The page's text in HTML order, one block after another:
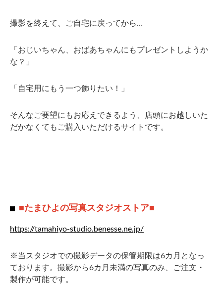
撮影を終えて、ご自宅に戻ってから…
「おじいちゃん、おばあちゃんにもプレゼントしようか
な？」
「自宅用にもう一つ飾りたい！」
そんなご要望にもお応えできるよう、店頭にお越しいた
だかなくてもご購入いただけるサイトです。
■たまひよの写真スタジオストア■
https://tamahiyo-studio.benesse.ne.jp/
※当スタジオでの撮影データの保管期限は6カ月となっ
ております。撮影から6カ月未満の写真のみ、ご注文・
製作が可能です。